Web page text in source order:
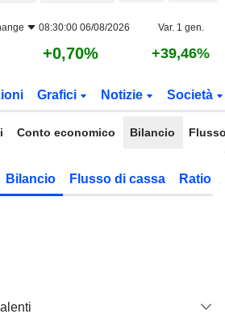
08:30:00 06/08/2026 Var. 1 gen.
+0,70% +39,46%
Grafici Notizie Società
Conto economico Bilancio
Bilancio Flusso di cassa Ratio